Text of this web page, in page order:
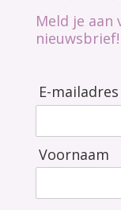
Meld je aan
nieuwsbrief!
E-
Voornaam